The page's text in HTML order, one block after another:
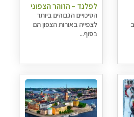
לפלנד – הזוהר הצפוני
הסיכויים הגבוהים ביותר
לצפייה באורות הצפון הם
בסוף...